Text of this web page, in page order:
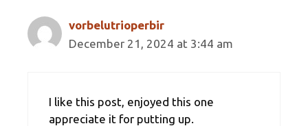
vorbelutrioperbir
December 21, 2024 at 3:44 am
I like this post, enjoyed this one
appreciate it for putting up.